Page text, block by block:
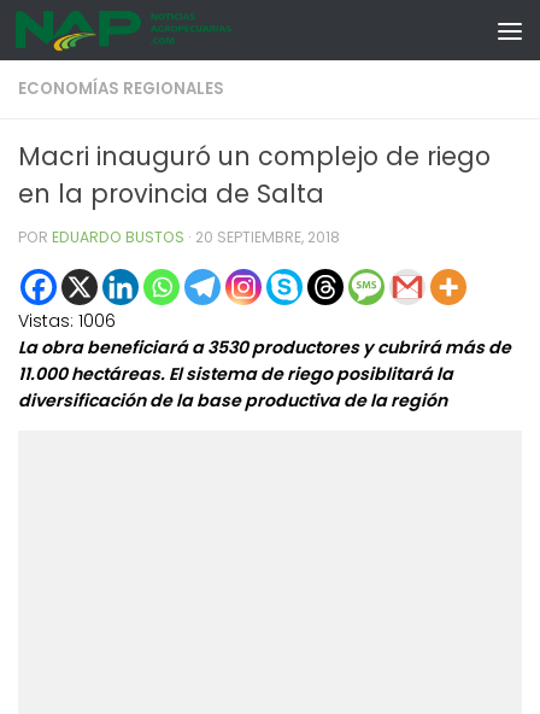
Skip to content
ECONOMÍAS REGIONALES
Macri inauguró un complejo de riego
en la provincia de Salta
POR EDUARDO BUSTOS · 20 SEPTIEMBRE, 2018
Vistas: 1006
La obra beneficiará a 3530 productores y cubrirá más de
11.000 hectáreas. El sistema de riego posiblitará la
diversificación de la base productiva de la región